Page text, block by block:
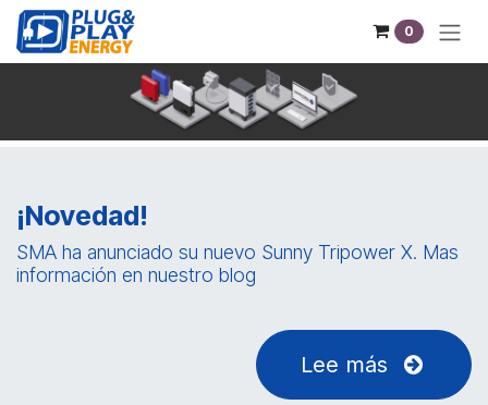
Ir al contenido
0
¡Novedad!
SMA ha anunciado su nuevo Sunny Tripower X. Mas
información en nuestro blog
Lee más